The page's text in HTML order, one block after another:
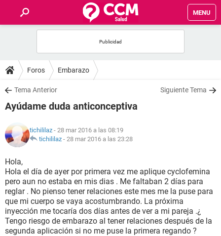
MENU
FOROS
SALUD
FAMILIA
NUTRICIÓN
BIENESTAR
SEXUALIDAD
GLOSARIO
Foros Embarazo
Tema Anterior Siguiente Tema
Ayúdame duda anticonceptiva
tichililaz - 28 mar 2016 a las 08:19
tichililaz - 28 mar 2016 a las 23:28
Hola,
Hola el día de ayer por primera vez me aplique cyclofemina
pero aun no estaba en mis dias . Me faltaban 2 días para
reglar . No pienso tener relaciones este mes me la puse para
que mi cuerpo se vaya acostumbrando. La próxima
inyección me tocaría dos días antes de ver a mi pareja .¿
Tengo riesgo de embarazo al tener relaciones después de la
segunda aplicación si no me puse la primera regando ?